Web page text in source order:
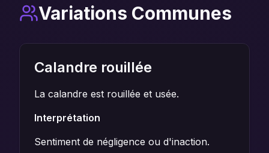
Variations Communes
Calandre rouillée
La calandre est rouillée et usée.
Interprétation
Sentiment de négligence ou d'inaction.